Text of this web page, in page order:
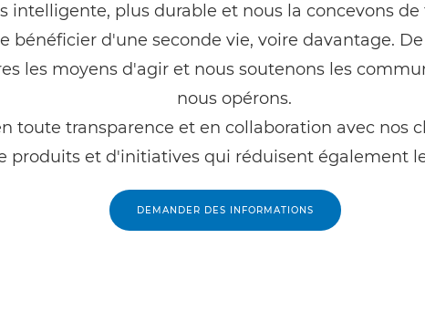
intelligente, plus durable et nous la concevons
bénéficier d'une seconde vie, voire davantage.
les moyens d'agir et nous soutenons les
nous opérons.
toute transparence et en collaboration avec nos
produits et d'initiatives qui réduisent également
DEMANDER DES INFORMATIONS